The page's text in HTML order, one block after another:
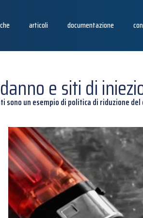
articoli documentazione
e siti di
un esempio di politica di riduzione del